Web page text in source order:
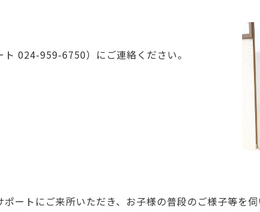
024-959-6750）にご連絡ください。
ートにご来所いただき、お子様の普段のご様子等を